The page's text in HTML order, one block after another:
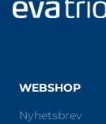
WEBSHOP
Nyhetsbrev